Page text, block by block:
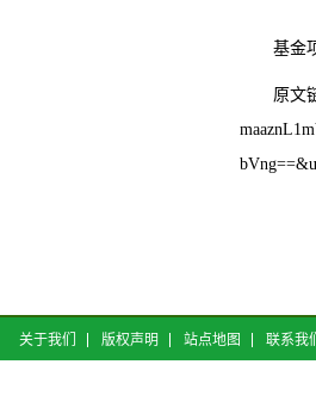
基金
原文
关于我们 版权声明 站点地图 联系我